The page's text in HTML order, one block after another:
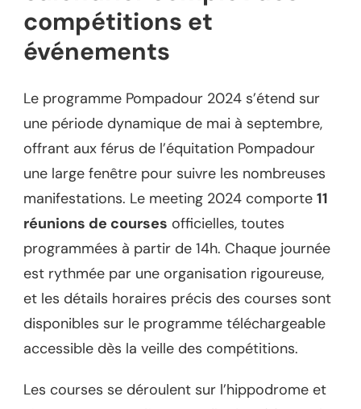
compétitions et
événements
Le programme Pompadour 2024 s’étend sur
une période dynamique de mai à septembre,
offrant aux férus de l’équitation Pompadour
une large fenêtre pour suivre les nombreuses
manifestations. Le meeting 2024 comporte 11
réunions de courses officielles, toutes
programmées à partir de 14h. Chaque journée
est rythmée par une organisation rigoureuse,
et les détails horaires précis des courses sont
disponibles sur le programme téléchargeable
accessible dès la veille des compétitions.
Les courses se déroulent sur l’hippodrome et